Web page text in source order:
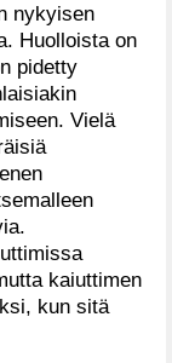
nykyisen
Huolloista on
pidetty
Vielä
kaiuttimen
kun sitä